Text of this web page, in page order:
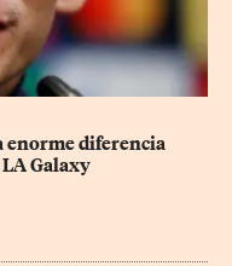
enorme diferencia
Galaxy